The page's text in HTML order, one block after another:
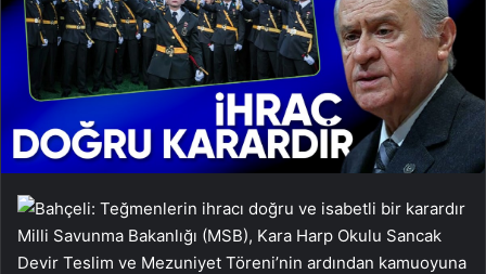
Milli Savunma Bakanlığı (MSB), Kara Harp Okulu Sancak
Devir Teslim ve Mezuniyet Töreni’nin ardından kamuoyuna